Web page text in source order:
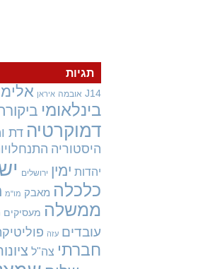
תגיות
J14 אובמה איראן אלימות
בינלאומיביקורת
דמוקרטיה דת
היסטוריה התנחלויות
יהדות ימין ירושלים
כלכלה מאבק מו"מ
ממשלה מעסיקים
עובדים עזה פוליטיקה
חברתי צה"ל ציונות